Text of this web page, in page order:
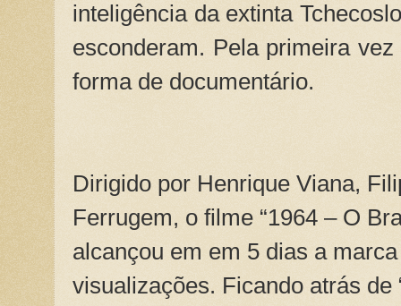
inteligência da extinta
esconderam. Pela primeira
forma de documentário.
Dirigido por Henrique Viana,
Ferrugem, o filme “1964 – O
alcançou em em 5 dias a
visualizações. Ficando atrás de